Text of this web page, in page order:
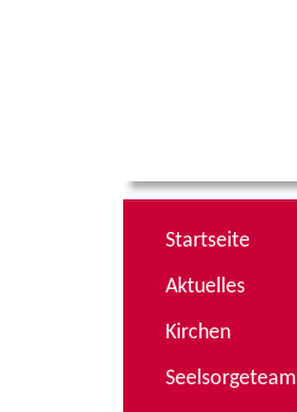
Startseite
Aktuelles
Kirchen
Seelsorgeteam